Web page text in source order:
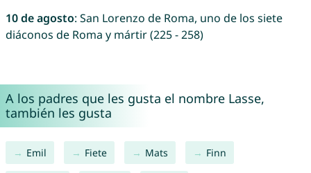
10 de agosto: San Lorenzo de Roma, uno de los siete
diáconos de Roma y mártir (225 - 258)
A los padres que les gusta el nombre Lasse,
también les gusta
Emil Fiete Mats Finn